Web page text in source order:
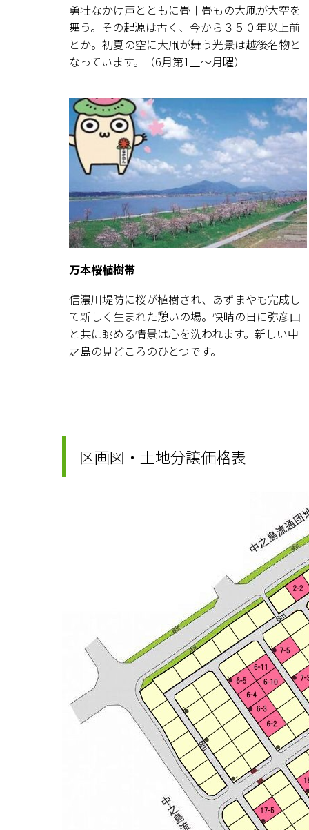
勇壮なかけ声とともに畳十畳もの大凧が大空を
舞う。その起源は古く、今から３５０年以上前
とか。初夏の空に大凧が舞う光景は越後名物と
なっています。（6月第1土～月曜）
万本桜植樹帯
信濃川堤防に桜が植樹され、あずまやも完成し
て新しく生まれた憩いの場。快晴の日に弥彦山
と共に眺める情景は心を洗われます。新しい中
之島の見どころのひとつです。
区画図・土地分譲価格表